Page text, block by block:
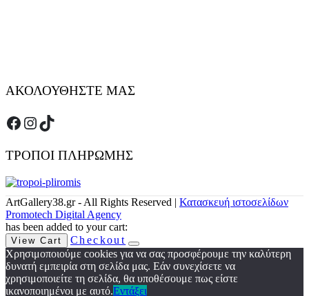
ΑΚΟΛΟΥΘΗΣΤΕ ΜΑΣ
Facebook
Instagram
TikTok
ΤΡΟΠΟΙ ΠΛΗΡΩΜΗΣ
ArtGallery38.gr - All Rights Reserved | Κατασκευή ιστοσελίδων
Promotech Digital Agency
has been added to your cart:
View Cart
Checkout
Χρησιμοποιούμε cookies για να σας προσφέρουμε την καλύτερη
δυνατή εμπειρία στη σελίδα μας. Εάν συνεχίσετε να
χρησιμοποιείτε τη σελίδα, θα υποθέσουμε πως είστε
ικανοποιημένοι με αυτό.Εντάξει